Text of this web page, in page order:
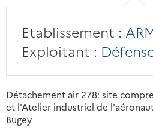
Etablissement :
Exploitant :
Détachement air 278: site
et l'Atelier industriel de
Bugey